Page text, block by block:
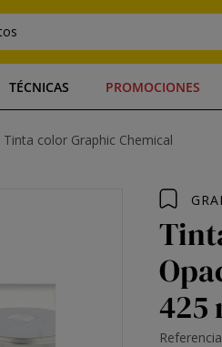
TÉCNICAS PROMOCIONES
Tinta color Graphic Chemical
425